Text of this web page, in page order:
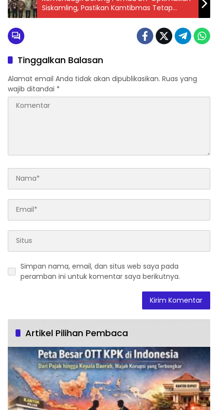
Siskamling, Pastikan Kamtibmas Tetap
Kondusif
Tinggalkan Balasan
Alamat email Anda tidak akan dipublikasikan. Ruas yang
wajib ditandai *
Simpan nama, email, dan situs web saya pada
peramban ini untuk komentar saya berikutnya.
Artikel Pilihan Pembaca